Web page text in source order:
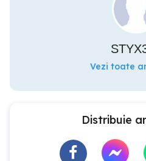
Vezi toate
Distribuie